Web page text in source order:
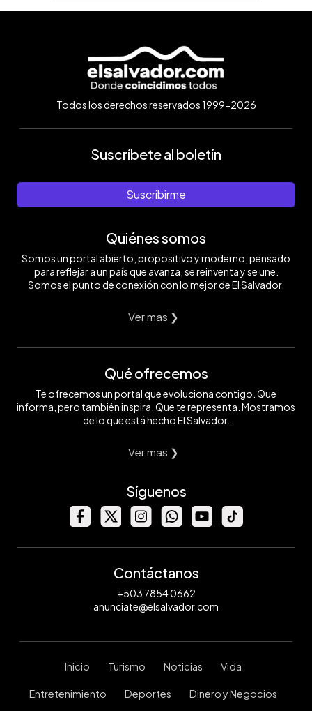
Todos los derechos reservados 1999-2026
Suscríbete al boletín
Suscribirme
Quiénes somos
Somos un portal abierto, propositivo y moderno, pensado
para reflejar a un país que avanza, se reinventa y se une.
Somos el punto de conexión con lo mejor de El Salvador.
Ver mas ❯
Qué ofrecemos
Te ofrecemos un portal que evoluciona contigo. Que
informa, pero también inspira. Que te representa. Mostramos
de lo que está hecho El Salvador.
Ver mas ❯
Síguenos
Contáctanos
+503 7854 0662
anunciate@elsalvador.com
Inicio Turismo Noticias Vida
Entretenimiento Deportes Dinero y Negocios